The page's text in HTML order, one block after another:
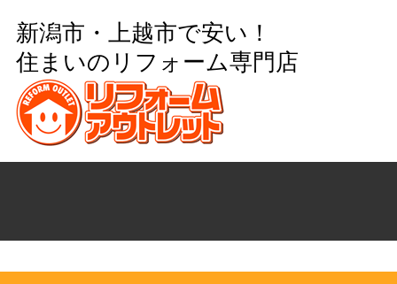
新潟市・上越市で安い！
住まいのリフォーム専門店